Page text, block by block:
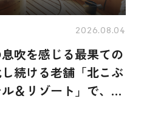
2026.08.04
吹を感じる最果ての
続ける老舗「北こぶ
＆リゾート」で、か